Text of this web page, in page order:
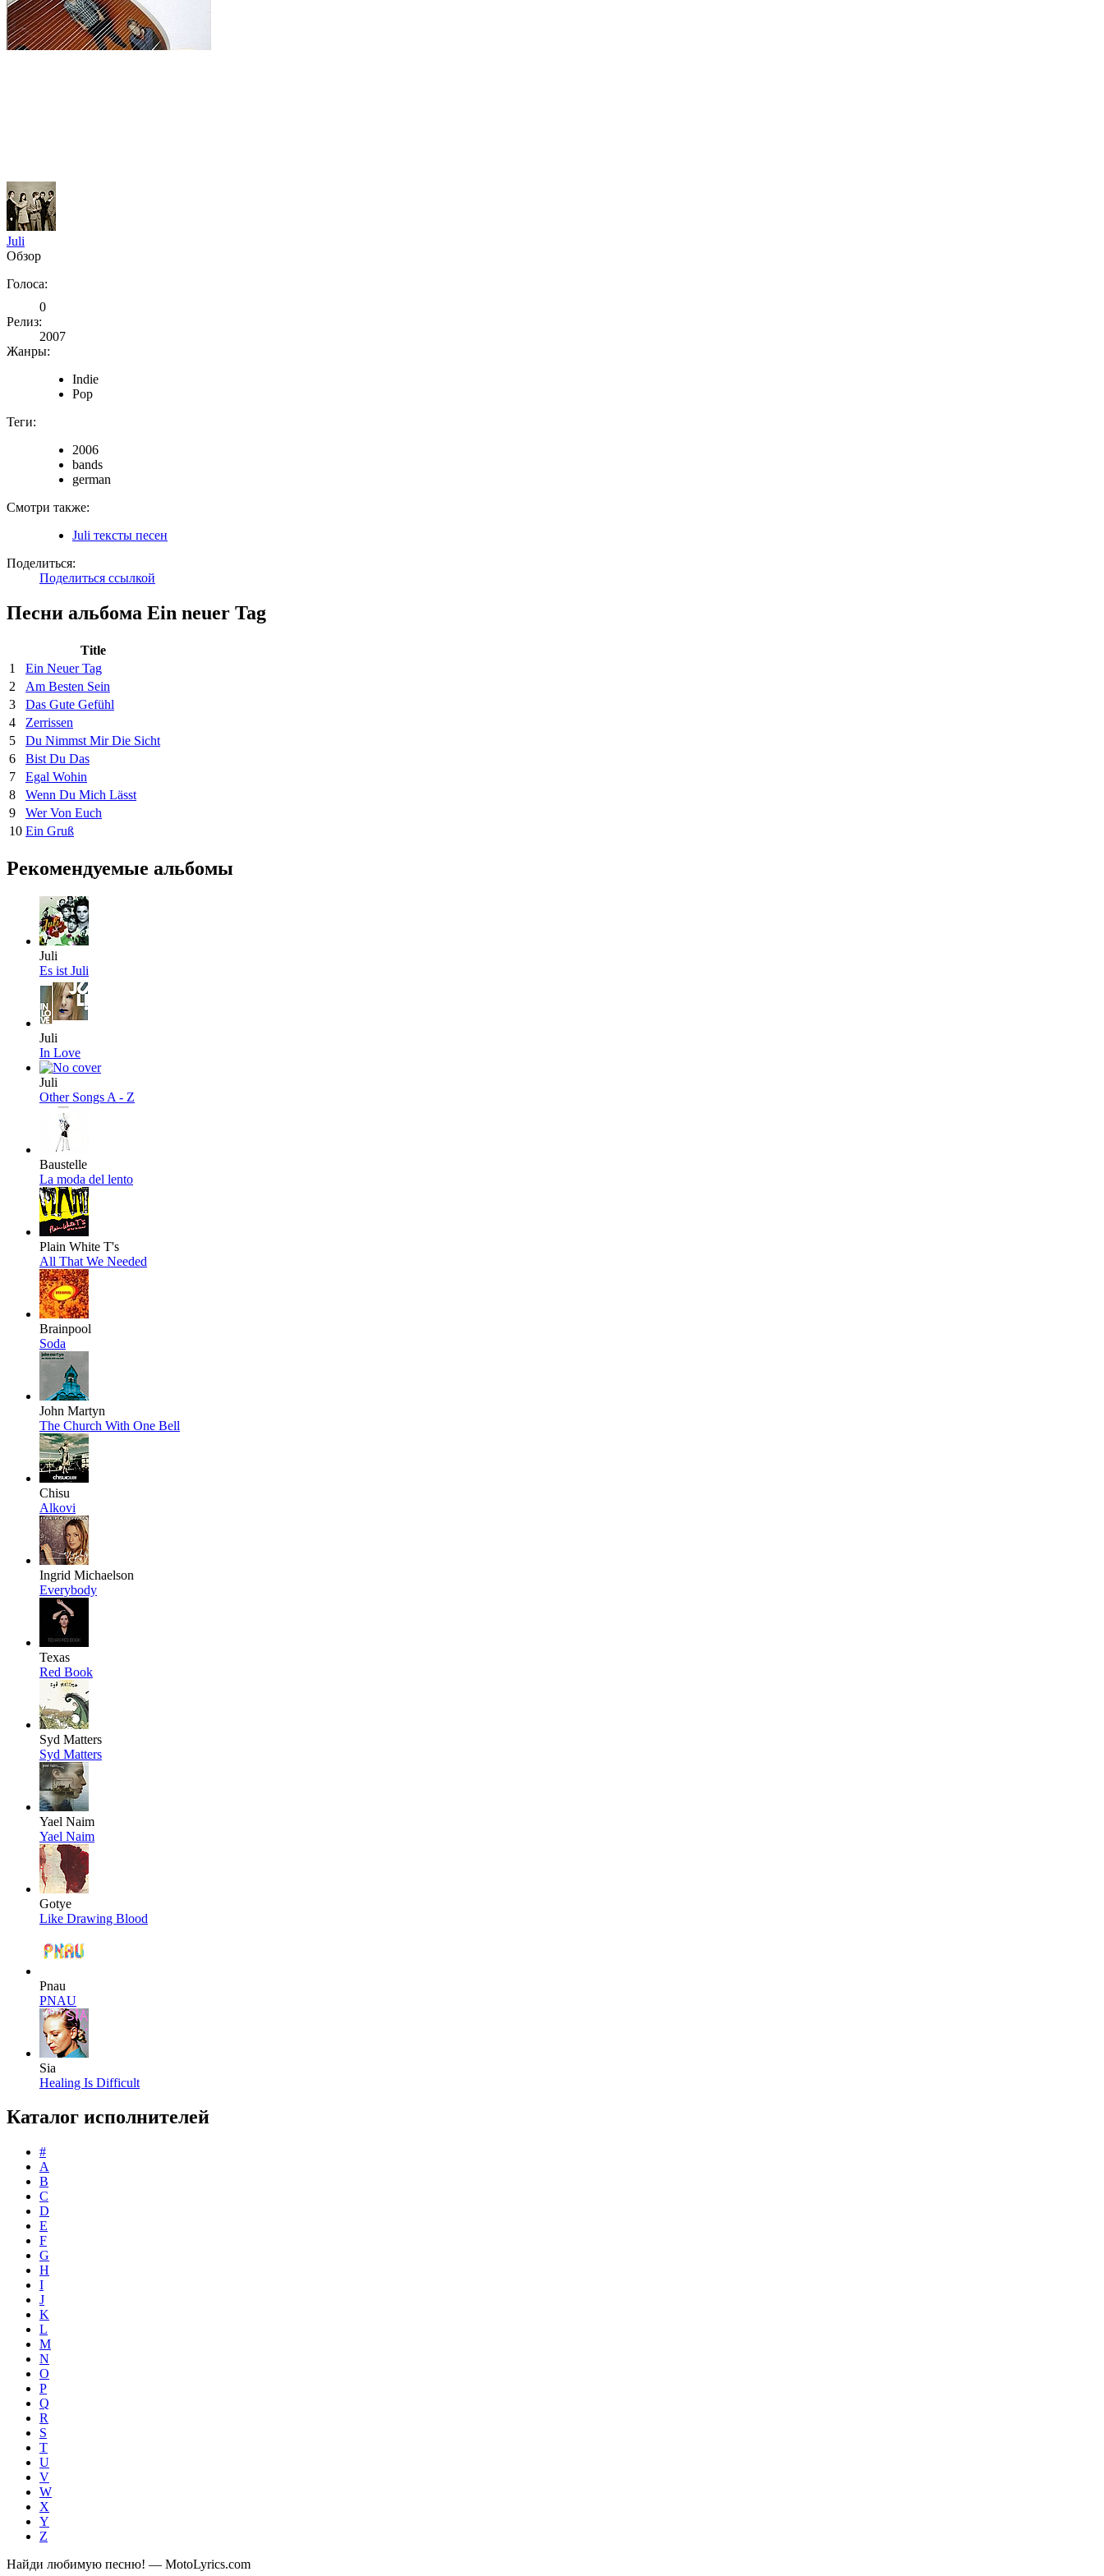
Juli
Обзор
Голоса:
0
Релиз:
2007
Жанры:
Indie
Pop
Теги:
2006
bands
german
Смотри также:
Juli тексты песен
Поделиться:
Поделиться ссылкой
Песни альбома Ein neuer Tag
Title
1
Ein Neuer Tag
2
Am Besten Sein
3
Das Gute Gefühl
4
Zerrissen
5
Du Nimmst Mir Die Sicht
6
Bist Du Das
7
Egal Wohin
8
Wenn Du Mich Lässt
9
Wer Von Euch
10 Ein Gruß
Рекомендуемые альбомы
Juli
Es ist Juli
Juli
In Love
Juli
Other Songs A - Z
Baustelle
La moda del lento
Plain White T's
All That We Needed
Brainpool
Soda
John Martyn
The Church With One Bell
Chisu
Alkovi
Ingrid Michaelson
Everybody
Texas
Red Book
Syd Matters
Syd Matters
Yael Naim
Yael Naim
Gotye
Like Drawing Blood
Pnau
PNAU
Sia
Healing Is Difficult
Каталог исполнителей
#
A
B
C
D
E
F
G
H
I
J
K
L
M
N
O
P
Q
R
S
T
U
V
W
X
Y
Z
Найди любимую песню! — MotoLyrics.com